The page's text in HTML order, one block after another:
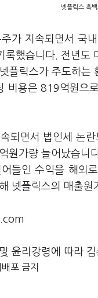
넷플릭스 흑
가 지속되면서 국
했습니다. 전년도
플릭스가 주도하는
비용은 819억원으
되면서 법인세 논
원가량 늘어났습니
들인 수익을 해외
넷플릭스의 매출
윤리강령에 따라
포 금지